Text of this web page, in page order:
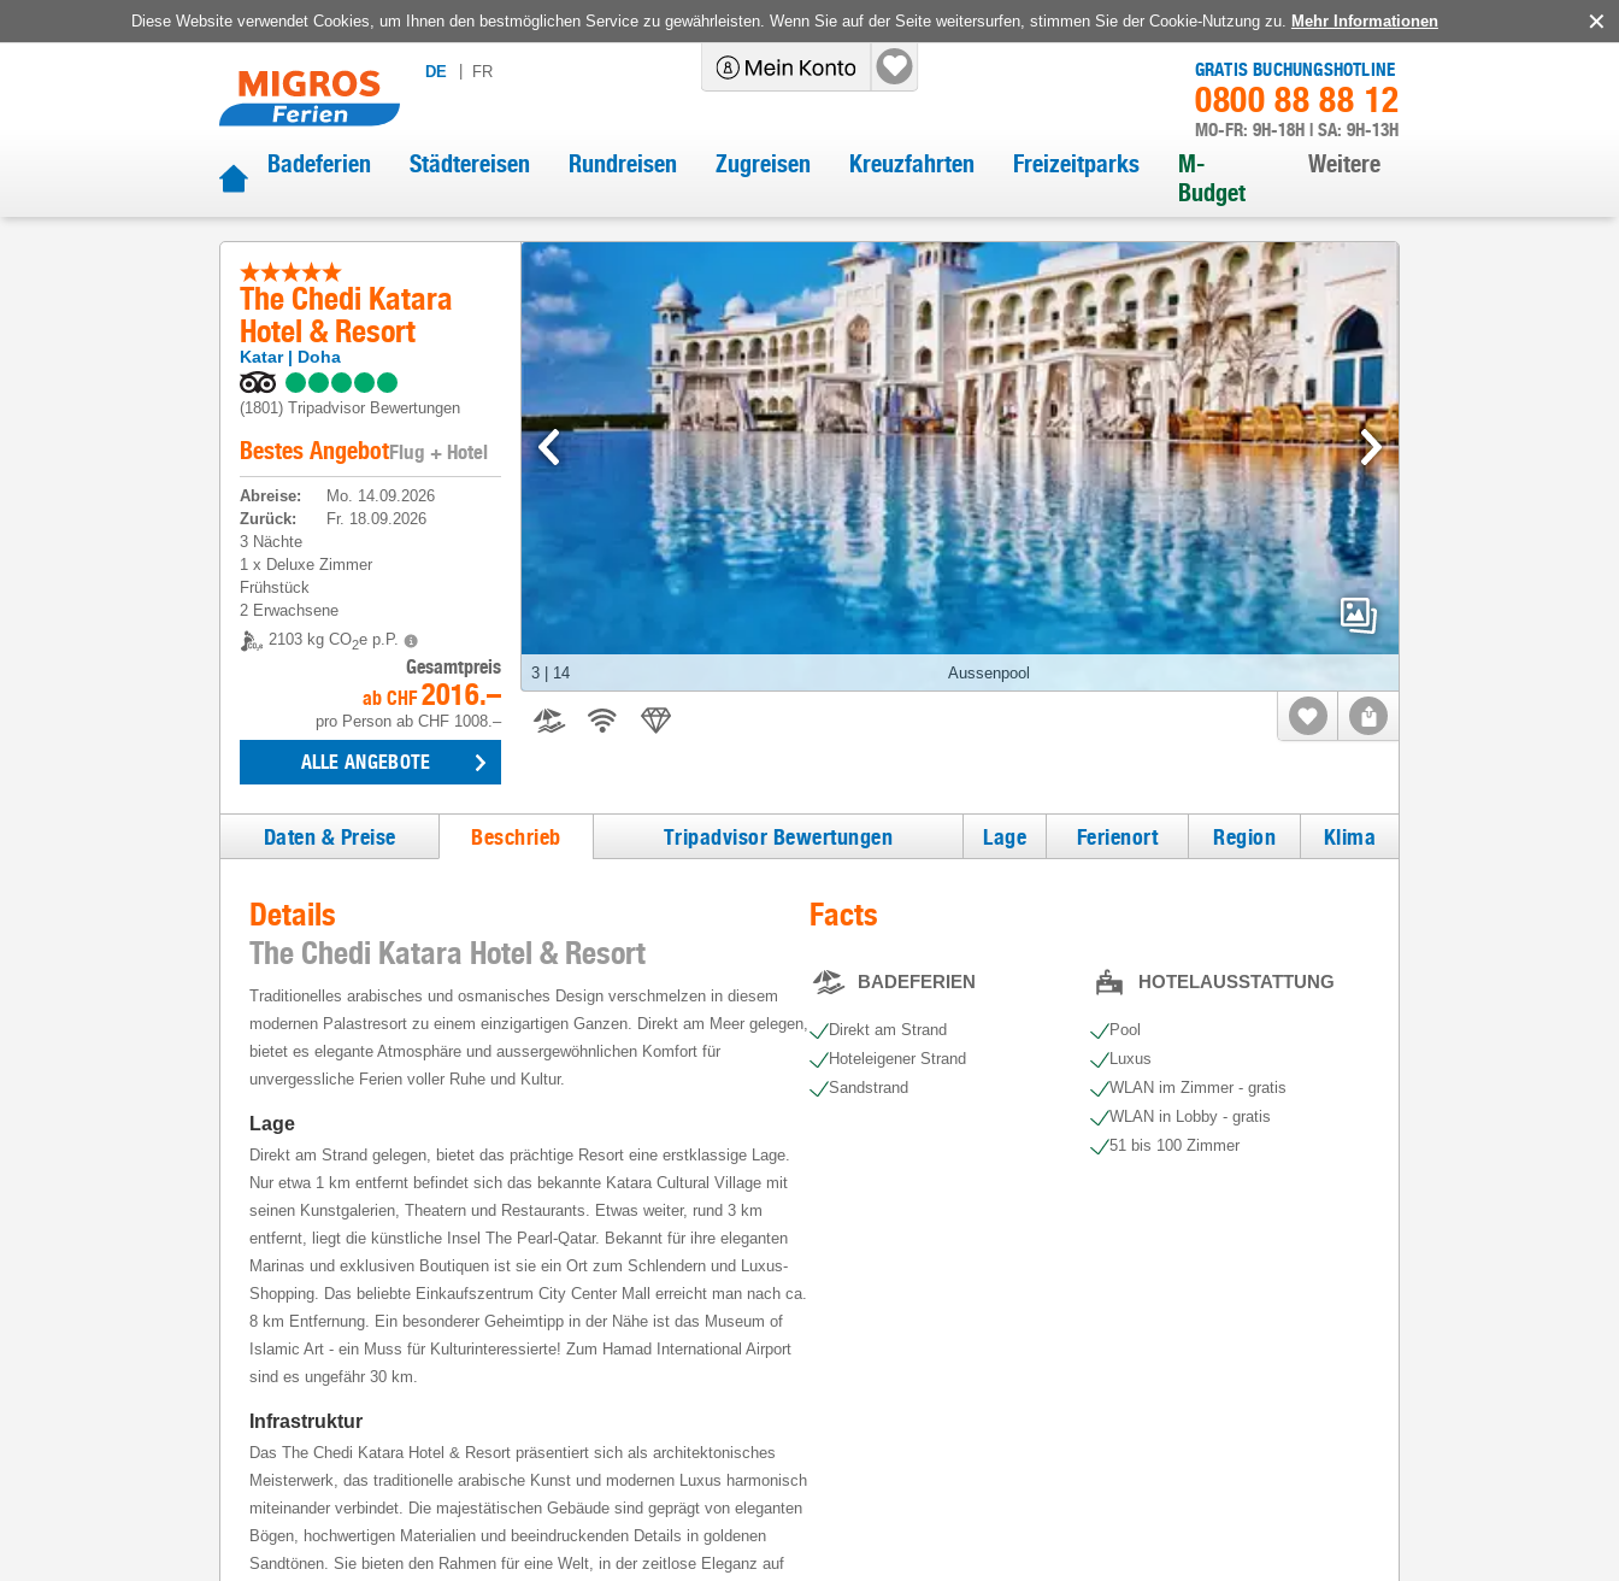
Diese Website verwendet Cookies, um Ihnen den bestmöglichen Service zu gewährleisten. Wenn Sie auf der Seite weitersurfen, stimmen Sie der Cookie-Nutzung zu. Mehr Informationen
DE FR GRATIS BUCHUNGSHOTLINE
0800 88 88 12
MO-FR: 9H-18H | SA: 9H-13H
Badeferien Städtereisen Rundreisen Zugreisen Kreuzfahrten Freizeitparks
M-
Budget
Weitere
The Chedi Katara
Hotel & Resort
Katar Doha
(1801) Tripadvisor Bewertungen
Bestes AngebotFlug + Hotel
Abreise:
Mo. 14.09.2026
Zurück:
Fr. 18.09.2026
3 Nächte
1 x Deluxe Zimmer
Frühstück
2 Erwachsene
2103 kg CO2e p.P.
Gesamtpreis
ab CHF 2016.–
pro Person ab CHF 1008.–
ALLE ANGEBOTE
Aussenpool
3 14
Daten & Preise Beschrieb Tripadvisor Bewertungen Lage Ferienort Region Klima
Details
The Chedi Katara Hotel & Resort
Traditionelles arabisches und osmanisches Design verschmelzen in diesem
modernen Palastresort zu einem einzigartigen Ganzen. Direkt am Meer gelegen,
bietet es elegante Atmosphäre und aussergewöhnlichen Komfort für
unvergessliche Ferien voller Ruhe und Kultur.
Lage
Direkt am Strand gelegen, bietet das prächtige Resort eine erstklassige Lage.
Nur etwa 1 km entfernt befindet sich das bekannte Katara Cultural Village mit
seinen Kunstgalerien, Theatern und Restaurants. Etwas weiter, rund 3 km
entfernt, liegt die künstliche Insel The Pearl-Qatar. Bekannt für ihre eleganten
Marinas und exklusiven Boutiquen ist sie ein Ort zum Schlendern und Luxus-
Shopping. Das beliebte Einkaufszentrum City Center Mall erreicht man nach ca.
8 km Entfernung. Ein besonderer Geheimtipp in der Nähe ist das Museum of
Islamic Art - ein Muss für Kulturinteressierte! Zum Hamad International Airport
sind es ungefähr 30 km.
Infrastruktur
Das The Chedi Katara Hotel & Resort präsentiert sich als architektonisches
Meisterwerk, das traditionelle arabische Kunst und modernen Luxus harmonisch
miteinander verbindet. Die majestätischen Gebäude sind geprägt von eleganten
Bögen, hochwertigen Materialien und beeindruckenden Details in goldenen
Sandtönen. Sie bieten den Rahmen für eine Welt, in der zeitlose Eleganz auf
Facts
BADEFERIEN
Direkt am Strand
Hoteleigener Strand
Sandstrand
HOTELAUSSTATTUNG
Pool
Luxus
WLAN im Zimmer - gratis
WLAN in Lobby - gratis
51 bis 100 Zimmer